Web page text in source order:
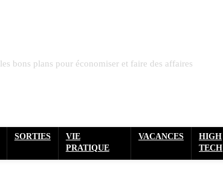
les bons plans pour économiser et faire des affaires
SORTIES
VIE
PRATIQUE
VACANCES
HIGH
TECH